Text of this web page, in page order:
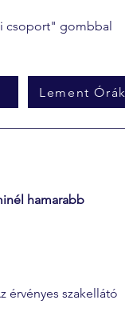
csoport" gombbal
Lement Órák
hamarabb
érvényes szakellátó